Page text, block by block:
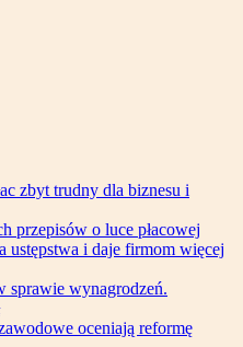
zbyt trudny dla biznesu i
przepisów o luce płacowej
ustępstwa i daje firmom więcej
sprawie wynagrodzeń.
oceniają reformę